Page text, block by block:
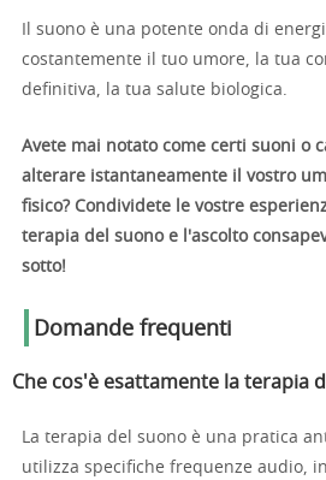
Il suono è una potente onda di
costantemente il tuo umore, la tua
definitiva, la tua salute biologica.
Avete mai notato come certi suoni o
alterare istantaneamente il vostro
fisico? Condividete le vostre
terapia del suono e l'ascolto
sotto!
Domande frequenti
Che cos'è esattamente la terapia
La terapia del suono è una pratica
utilizza specifiche frequenze audio,